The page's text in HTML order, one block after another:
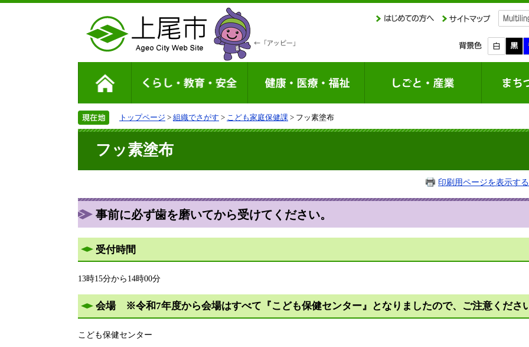
トップページ > 組織でさがす > こども家庭保健課 > フッ素塗布
フッ素塗布
印刷用ページを表示する
事前に必ず歯を磨いてから受けてください。
受付時間
13時15分から14時00分
会場 ※令和7年度から会場はすべて『こども保健センター』となりましたので、ご注意くださ
こども保健センター